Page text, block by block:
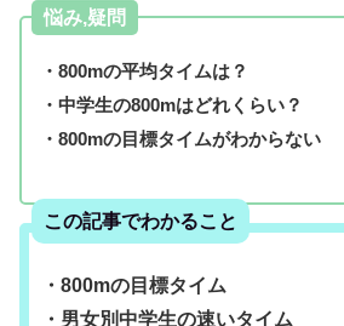
悩み,疑問
・800mの平均タイムは？
・中学生の800mはどれくらい？
・800mの目標タイムがわからない
この記事でわかること
・800mの目標タイム
・男女別中学生の速いタイム